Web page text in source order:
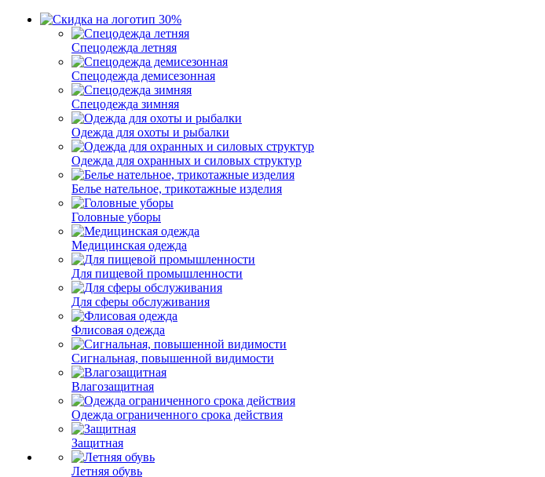
Спецодежда летняя
Спецодежда демисезонная
Спецодежда зимняя
Одежда для охоты и рыбалки
Одежда для охранных и силовых структур
Белье нательное, трикотажные изделия
Головные уборы
Медицинская одежда
Для пищевой промышленности
Для сферы обслуживания
Флисовая одежда
Сигнальная, повышенной видимости
Влагозащитная
Одежда ограниченного срока действия
Защитная
Летняя обувь